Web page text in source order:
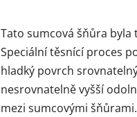
Tato sumcová šňůra
Speciální těsnící proces
hladký povrch
nesrovnatelně vyšší
mezi sumcovými